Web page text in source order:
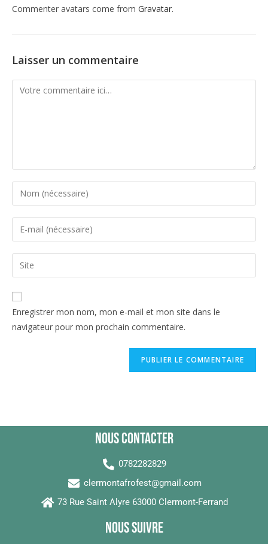
Commenter avatars come from Gravatar.
Laisser un commentaire
Enregistrer mon nom, mon e-mail et mon site dans le
navigateur pour mon prochain commentaire.
NOUs ContactER
0782282829
clermontafrofest@gmail.com
73 Rue Saint Alyre 63000 Clermont-Ferrand
NOUs SUIVRE